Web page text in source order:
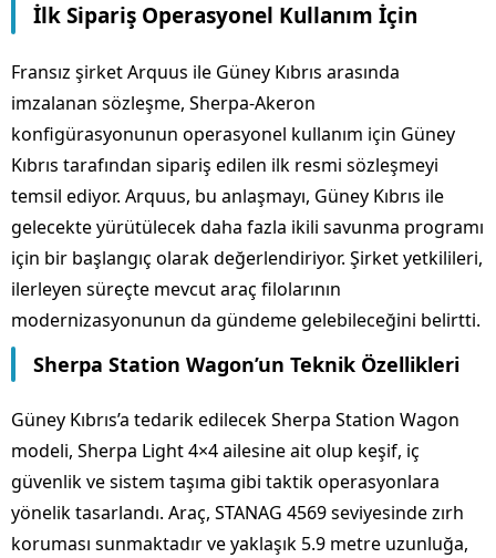
İlk Sipariş Operasyonel Kullanım İçin
Fransız şirket Arquus ile Güney Kıbrıs arasında
imzalanan sözleşme, Sherpa-Akeron
konfigürasyonunun operasyonel kullanım için Güney
Kıbrıs tarafından sipariş edilen ilk resmi sözleşmeyi
temsil ediyor. Arquus, bu anlaşmayı, Güney Kıbrıs ile
gelecekte yürütülecek daha fazla ikili savunma programı
için bir başlangıç olarak değerlendiriyor. Şirket yetkilileri,
ilerleyen süreçte mevcut araç filolarının
modernizasyonunun da gündeme gelebileceğini belirtti.
Sherpa Station Wagon’un Teknik Özellikleri
Güney Kıbrıs’a tedarik edilecek Sherpa Station Wagon
modeli, Sherpa Light 4×4 ailesine ait olup keşif, iç
güvenlik ve sistem taşıma gibi taktik operasyonlara
yönelik tasarlandı. Araç, STANAG 4569 seviyesinde zırh
koruması sunmaktadır ve yaklaşık 5.9 metre uzunluğa,